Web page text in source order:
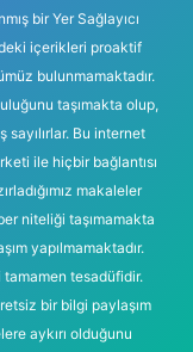
bir Yer Sağlayıcı
içerikleri proaktif
bulunmamaktadır.
taşımakta olup,
Bu internet
ile hiçbir bağlantısı
makaleler
niteliği taşımamakta
yapılmamaktadır.
tesadüfidir.
bir bilgi paylaşım
aykırı olduğunu